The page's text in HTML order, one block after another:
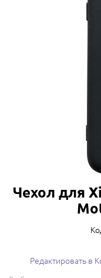
Чехол для
Редактировать в